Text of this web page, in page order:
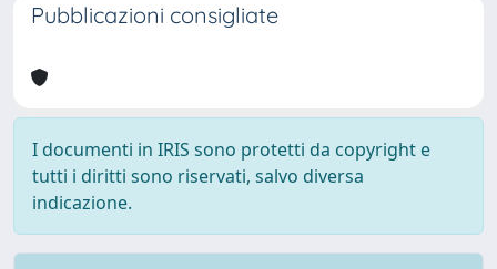
Pubblicazioni consigliate
I documenti in IRIS sono protetti da copyright e
tutti i diritti sono riservati, salvo diversa
indicazione.